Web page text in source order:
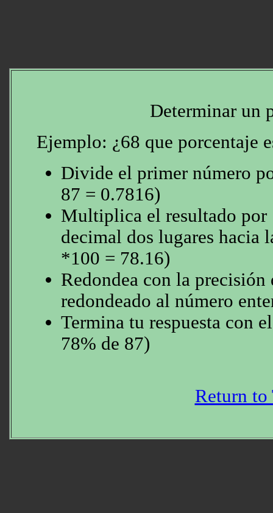
Determinar un
Ejemplo: ¿68 que porcentaje
Divide el primer número
87 = 0.7816)
Multiplica el resultado por
decimal dos lugares hacia
*100 = 78.16)
Redondea con la precisión
redondeado al número
Termina tu respuesta con
78% de 87)
Return to